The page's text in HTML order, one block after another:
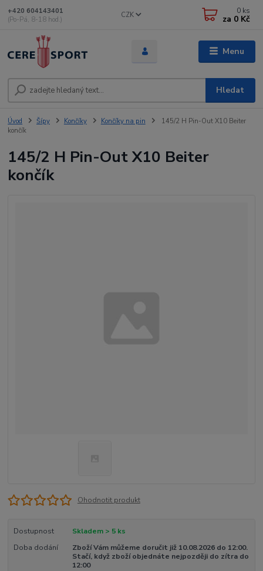
Menu
CZK
Hledat
+420 604143401
(Po-Pá, 8-18 hod.)
0 ks
za 0 Kč
Úvod Šípy Končíky Končíky na pin
145/2 H Pin-Out X10 Beiter
končík
145/2 H Pin-Out X10 Beiter
končík
Ohodnotit produkt
Dostupnost
Skladem > 5 ks
Doba dodání
Zboží Vám můžeme doručit již 10.08.2026 do 12:00.
Stačí, když zboží objednáte nejpozději do zítra do
12:00